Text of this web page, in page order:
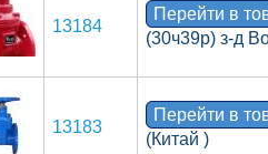
13184
Перейти в
(30ч39р) з-д
13183
Перейти в
(Китай )